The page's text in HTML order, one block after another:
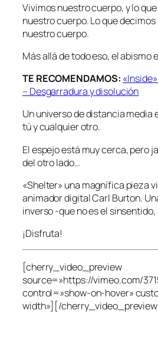
Vivimos nuestro cuerpo, y lo
nuestro cuerpo. Lo que
nuestro cuerpo.
Más allá de todo eso, el abismo
TE RECOMENDAMOS:
– Desgarradura y disolución
Un universo de distancia media
tú y cualquier otro.
El espejo está muy cerca, pero
del otro lado…
«Shelter» una magnífica pieza
animador digital Carl Burton.
inverso -que no es el
¡Disfruta!
[cherry_video_preview
source=»https://vimeo.com/
control=»show-on-hover»
width»][/